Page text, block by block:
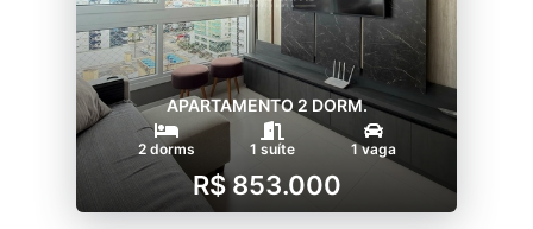
APARTAMENTO 2 DORM.
2 dorms 1 suíte 1 vaga
R$ 853.000